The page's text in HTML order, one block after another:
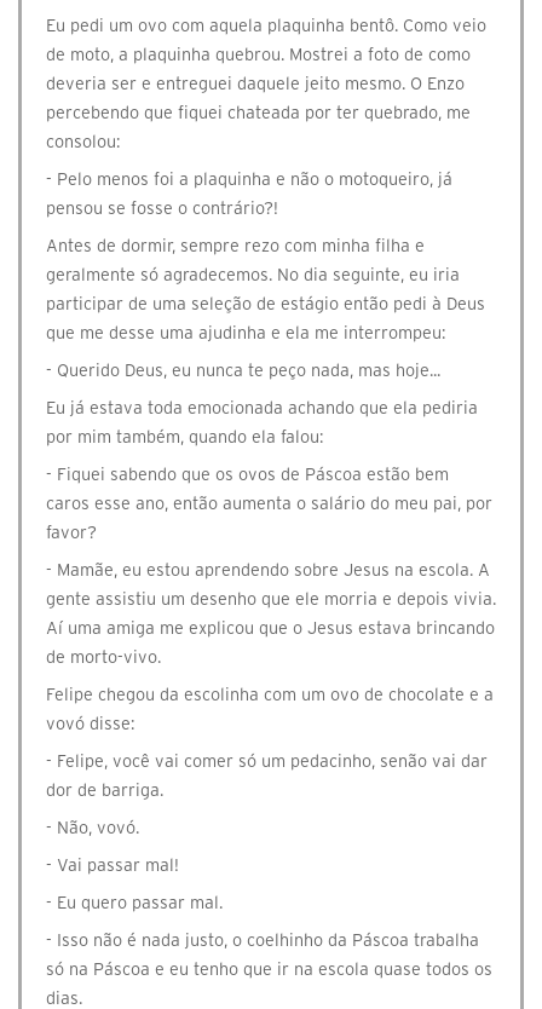
Eu pedi um ovo com aquela plaquinha bentô. Como veio
de moto, a plaquinha quebrou. Mostrei a foto de como
deveria ser e entreguei daquele jeito mesmo. O Enzo
percebendo que fiquei chateada por ter quebrado, me
consolou:
- Pelo menos foi a plaquinha e não o motoqueiro, já
pensou se fosse o contrário?!
Antes de dormir, sempre rezo com minha filha e
geralmente só agradecemos. No dia seguinte, eu iria
participar de uma seleção de estágio então pedi à Deus
que me desse uma ajudinha e ela me interrompeu:
- Querido Deus, eu nunca te peço nada, mas hoje...
Eu já estava toda emocionada achando que ela pediria
por mim também, quando ela falou:
- Fiquei sabendo que os ovos de Páscoa estão bem
caros esse ano, então aumenta o salário do meu pai, por
favor?
- Mamãe, eu estou aprendendo sobre Jesus na escola. A
gente assistiu um desenho que ele morria e depois vivia.
Aí uma amiga me explicou que o Jesus estava brincando
de morto-vivo.
Felipe chegou da escolinha com um ovo de chocolate e a
vovó disse:
- Felipe, você vai comer só um pedacinho, senão vai dar
dor de barriga.
- Não, vovó.
- Vai passar mal!
- Eu quero passar mal.
- Isso não é nada justo, o coelhinho da Páscoa trabalha
só na Páscoa e eu tenho que ir na escola quase todos os
dias.